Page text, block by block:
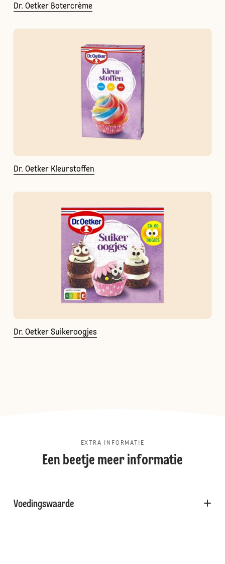
Dr. Oetker Botercrème
Dr. Oetker Kleurstoffen
Dr. Oetker Suikeroogjes
EXTRA INFORMATIE
Een beetje meer informatie
Voedingswaarde